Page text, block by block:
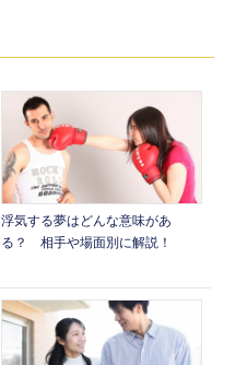
浮気する夢はどんな意味があ
る？ 相手や場面別に解説！